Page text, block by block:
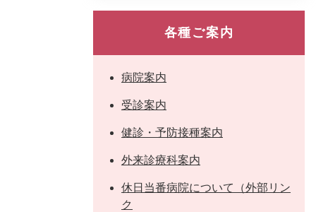
各種ご案内
病院案内
受診案内
健診・予防接種案内
外来診療科案内
休日当番病院について（外部リン
ク